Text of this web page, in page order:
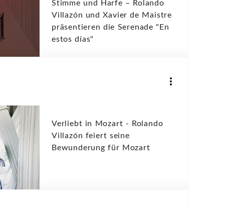
Stimme und Harfe – Rolando
Villazón und Xavier de Maistre
präsentieren die Serenade "En
estos días"
Verliebt in Mozart - Rolando
Villazón feiert seine
Bewunderung für Mozart